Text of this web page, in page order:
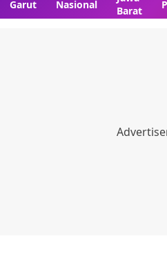
Garut Nasional
Barat